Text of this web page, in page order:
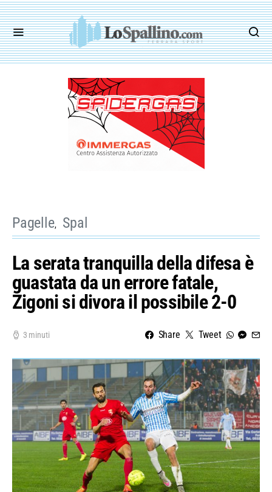
Pagelle Spal
La serata tranquilla della difesa è
guastata da un errore fatale,
Zigoni si divora il possibile 2-0
3 minuti Share Tweet